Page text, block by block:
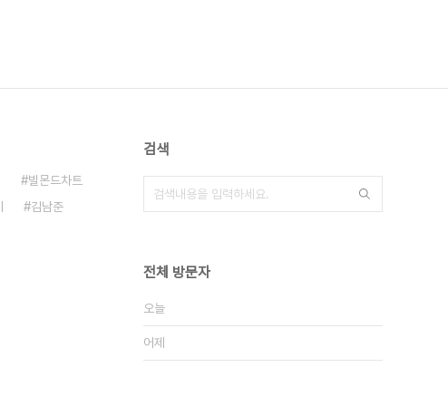
빌몬드차트
김남준
검색
전체 방문자
오늘
어제